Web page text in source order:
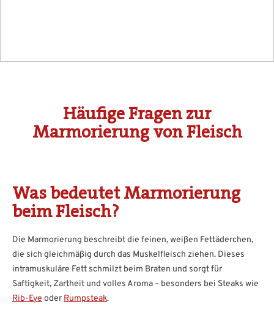
Häufige Fragen zur
Marmorierung von Fleisch
Was bedeutet Marmorierung
beim Fleisch?
Die Marmorierung beschreibt die feinen, weißen Fettäderchen,
die sich gleichmäßig durch das Muskelfleisch ziehen. Dieses
intramuskuläre Fett schmilzt beim Braten und sorgt für
Saftigkeit, Zartheit und volles Aroma – besonders bei Steaks wie
Rib-Eye oder Rumpsteak.